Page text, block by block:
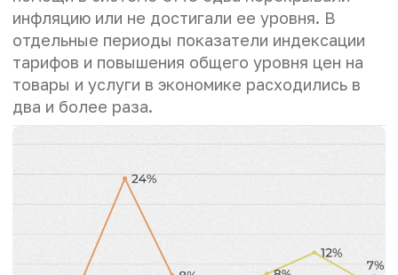
инфляцию или не достигали ее уровня. В
отдельные периоды показатели индексации
тарифов и повышения общего уровня цен на
товары и услуги в экономике расходились в
два и более раза.